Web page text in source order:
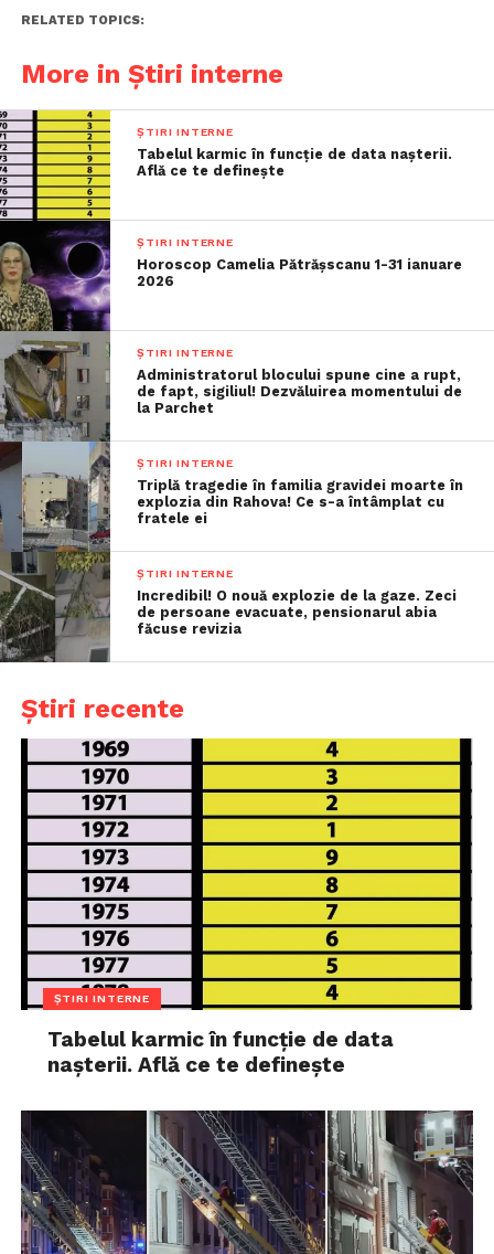
RELATED TOPICS:
More in Știri interne
ȘTIRI INTERNE
Tabelul karmic în funcție de data nașterii.
Află ce te definește
ȘTIRI INTERNE
Horoscop Camelia Pătrășscanu 1-31 ianuare
2026
ȘTIRI INTERNE
Administratorul blocului spune cine a rupt,
de fapt, sigiliul! Dezvăluirea momentului de
la Parchet
ȘTIRI INTERNE
Triplă tragedie în familia gravidei moarte în
explozia din Rahova! Ce s-a întâmplat cu
fratele ei
ȘTIRI INTERNE
Incredibil! O nouă explozie de la gaze. Zeci
de persoane evacuate, pensionarul abia
făcuse revizia
Știri recente
ȘTIRI INTERNE
Tabelul karmic în funcție de data
nașterii. Află ce te definește